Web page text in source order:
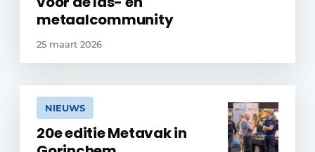
metaalcommunity
25 maart 2026
NIEUWS
20e editie Metavak in